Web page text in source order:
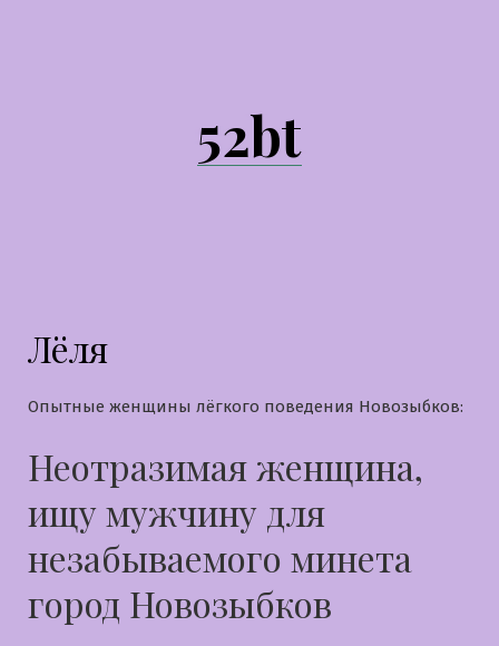
52bt
Лёля
Опытные женщины лёгкого поведения Новозыбков:
Неотразимая женщина,
ищу мужчину для
незабываемого минета
город Новозыбков